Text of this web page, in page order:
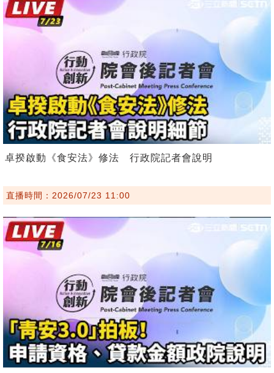
卓揆啟動《食安法》修法 行政院記者會說明
直播時間：2026/07/23 11:00